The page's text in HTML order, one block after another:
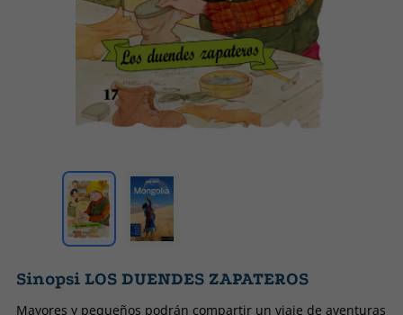
Sinopsi LOS DUENDES ZAPATEROS
Mayores y pequeños podrán compartir un viaje de aventuras